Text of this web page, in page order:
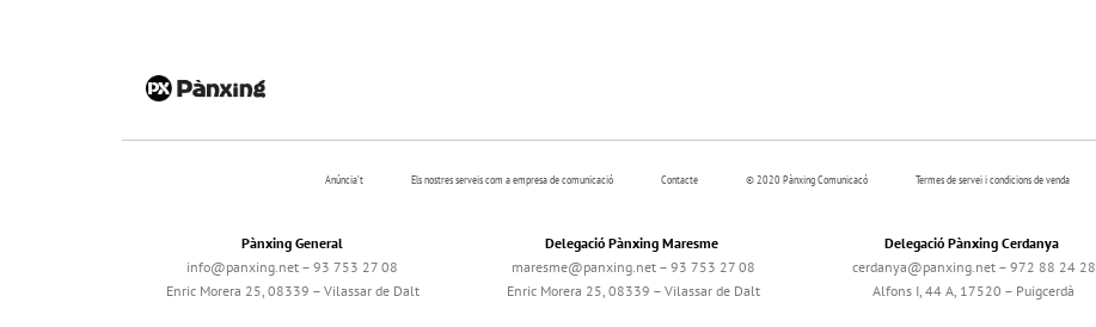
Anúncia’t Els nostres serveis com a empresa de comunicació Contacte © 2020 Pànxing Comunicacó Termes de servei i condicions de venda
Pànxing General
info@panxing.net – 93 753 27 08
Enric Morera 25, 08339 – Vilassar de Dalt
Delegació Pànxing Maresme
maresme@panxing.net – 93 753 27 08
Enric Morera 25, 08339 – Vilassar de Dalt
Delegació Pànxing Cerdanya
cerdanya@panxing.net – 972 88 24 28
Alfons I, 44 A, 17520 – Puigcerdà